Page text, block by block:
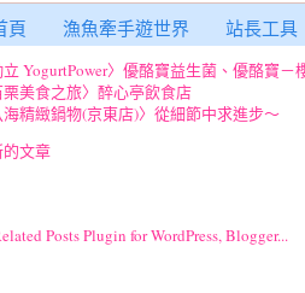
頁 漁魚牽手遊世界 站長工具
立 YogurtPower〉優酪寶益生菌、優酪寶－
栗美食之旅〉醉心亭飲食店
海精緻鍋物(京東店)〉從細節中求進步～
文章